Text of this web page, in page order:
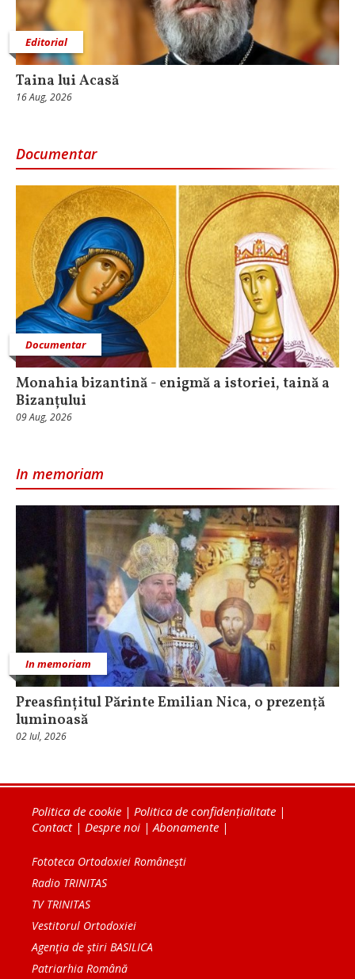
Editorial
Taina lui Acasă
16 Aug, 2026
Documentar
Documentar
Monahia bizantină - enigmă a istoriei, taină a
Bizanțului
09 Aug, 2026
In memoriam
In memoriam
Preasfințitul Părinte Emilian Nica, o prezență
luminoasă
02 Iul, 2026
Politica de cookie | Politica de confidențialitate |
Contact| Despre noi |Abonamente |
Fototeca Ortodoxiei Românești
Radio TRINITAS
TV TRINITAS
Vestitorul Ortodoxiei
Agenţia de ştiri BASILICA
Patriarhia Română